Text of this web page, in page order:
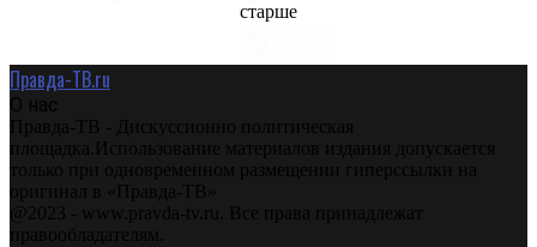
старше
Правда-ТВ.ru
О нас
Правда-ТВ - Дискуссионно политическая
площадка.Использование материалов издания допускается
только при одновременном размещении гиперссылки на
оригинал в «Правда-ТВ»
@2023 - www.pravda-tv.ru. Все права принадлежат
правообладателям.